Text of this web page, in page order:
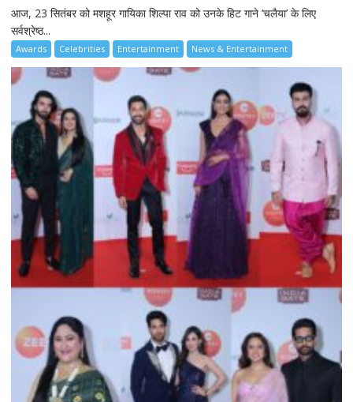
आज, 23 सितंबर को मशहूर गायिका शिल्पा राव को उनके हिट गाने ‘चलैया’ के लिए
सर्वश्रेष्ठ...
Awards Celebrities Entertainment News & Entertainment